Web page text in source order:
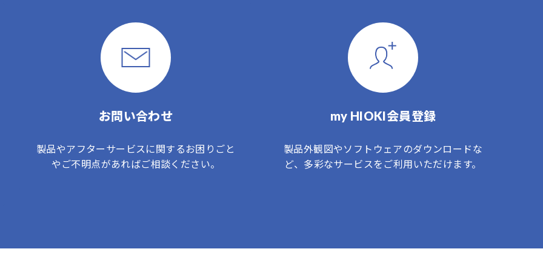
お問い合わせ
製品やアフターサービスに関するお困りごと
やご不明点があればご相談ください。
my HIOKI会員登録
製品外観図やソフトウェアのダウンロードな
ど、多彩なサービスをご利用いただけます。